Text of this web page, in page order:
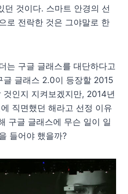
던 것이다. 스마트 안경의 선
로 전락한 것은 그야말로 한
는 구글 글래스를 대단하다고
글 글래스 2.0이 등장할 2015
것인지 지켜보겠지만, 2014년
직면했던 해라고 선정 이유
구글 글래스에 무슨 일이 일
들어야 했을까?